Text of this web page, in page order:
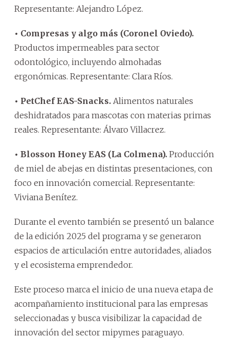
Representante: Alejandro López.
• Compresas y algo más (Coronel Oviedo).
Productos impermeables para sector
odontológico, incluyendo almohadas
ergonómicas. Representante: Clara Ríos.
• PetChef EAS-Snacks. Alimentos naturales
deshidratados para mascotas con materias primas
reales. Representante: Álvaro Villacrez.
• Blosson Honey EAS (La Colmena). Producción
de miel de abejas en distintas presentaciones, con
foco en innovación comercial. Representante:
Viviana Benítez.
Durante el evento también se presentó un balance
de la edición 2025 del programa y se generaron
espacios de articulación entre autoridades, aliados
y el ecosistema emprendedor.
Este proceso marca el inicio de una nueva etapa de
acompañamiento institucional para las empresas
seleccionadas y busca visibilizar la capacidad de
innovación del sector mipymes paraguayo.